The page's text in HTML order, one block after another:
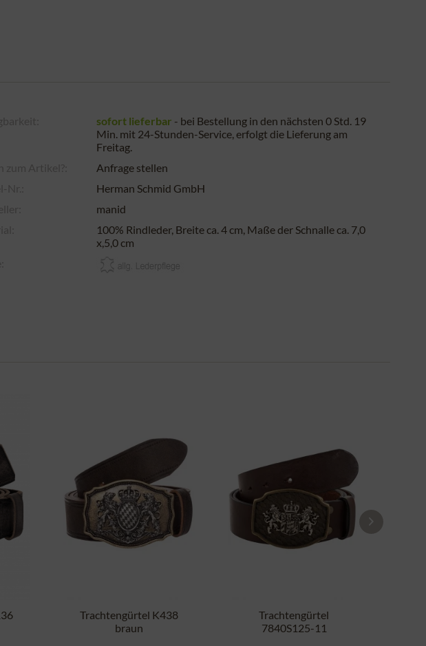
sofort lieferbar - bei Bestellung in den nächsten 0 Std. 18
Min. mit 24-Stunden-Service, erfolgt die Lieferung am
Freitag.
Anfrage stellen
Herman Schmid GmbH
manid
100% Rindleder, Breite ca. 4 cm, Maße der Schnalle ca. 7,0
x,5,0 cm
Trachtengürtel K438
braun
Trachtengürtel
7840S125-11